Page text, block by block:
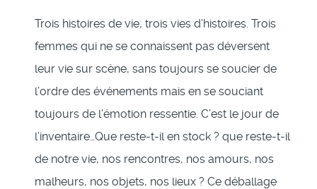
Trois histoires de vie, trois vies d’histoires. Trois
femmes qui ne se connaissent pas déversent
leur vie sur scène, sans toujours se soucier de
l’ordre des événements mais en se souciant
toujours de l’émotion ressentie. C’est le jour de
l’inventaire…Que reste-t-il en stock ? que reste-t-il
de notre vie, nos rencontres, nos amours, nos
malheurs, nos objets, nos lieux ? Ce déballage